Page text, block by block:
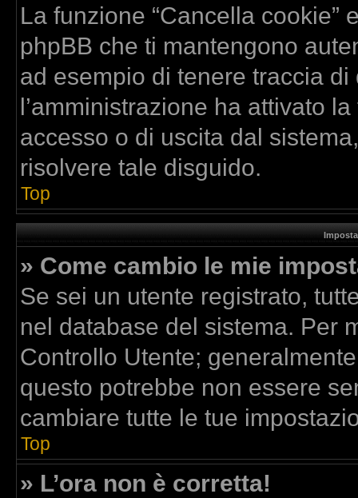
La funzione “Cancella
phpBB che ti mantengono
ad esempio di tenere traccia
l’amministrazione ha attivato
accesso o di uscita dal
risolvere tale disguido.
Top
» Come cambio le mie
Se sei un utente registrato,
nel database del sistema. Per
Controllo Utente;
questo potrebbe non essere
cambiare tutte le tue
Top
» L’ora non è corretta!